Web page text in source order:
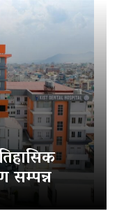
सम्पन्न